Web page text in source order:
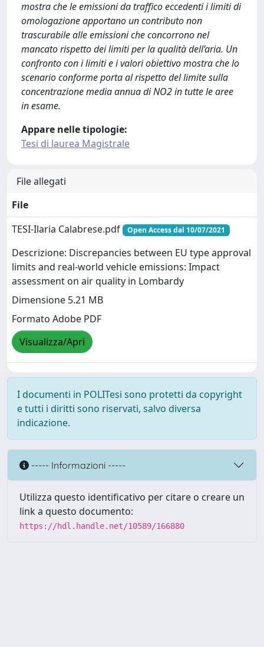
mostra che le emissioni da traffico eccedenti i limiti di
omologazione apportano un contributo non
trascurabile alle emissioni che concorrono nel
mancato rispetto dei limiti per la qualità dell’aria. Un
confronto con i limiti e i valori obiettivo mostra che lo
scenario conforme porta al rispetto del limite sulla
concentrazione media annua di NO2 in tutte le aree
in esame.
Appare nelle tipologie:
Tesi di laurea Magistrale
File allegati
File
TESI-Ilaria Calabrese.pdf
Open Access dal 10/07/2021
Descrizione: Discrepancies between EU type approval
limits and real-world vehicle emissions: Impact
assessment on air quality in Lombardy
Dimensione 5.21 MB
Formato Adobe PDF
Visualizza/Apri
I documenti in POLITesi sono protetti da copyright
e tutti i diritti sono riservati, salvo diversa
indicazione.
----- Informazioni -----
Utilizza questo identificativo per citare o creare un
link a questo documento:
https://hdl.handle.net/10589/166880